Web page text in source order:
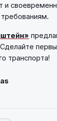
и
Сделайте
транспорта!